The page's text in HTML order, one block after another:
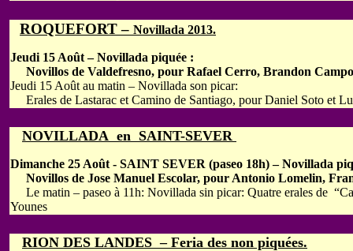
ROQUEFORT – Novillada 2013.
Jeudi 15 Août – Novillada piquée :
Novillos de Valdefresno, pour Rafael Cerro, Brandon
Jeudi 15 Août au matin – Novillada son picar:
Erales de Lastarac et Camino de Santiago, pour Daniel Soto et
NOVILLADA en SAINT-SEVER
Dimanche 25 Août - SAINT SEVER (paseo 18h) – Novillada
Novillos de Jose Manuel Escolar, pour Antonio Lomelin,
Le matin – paseo à 11h: Novillada sin picar: Quatre erales de
Younes
RION DES LANDES – Feria des non piquées.